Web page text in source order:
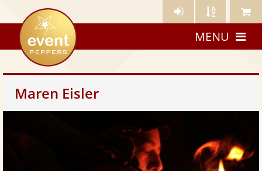
Künstler- Künstler Meine
eventpeppers
MENU
Maren Eisler